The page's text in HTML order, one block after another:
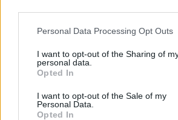
Please note that this website/app uses
not limited to your visit or usage
grant or deny consent to Google and its
use your data for below specified
consent section.
Personal Data Processing Opt Outs
I want to opt-out of the Sharing of
personal data.
Opted In
I want to opt-out of the Sale of my
Personal Data.
Opted In
Megosztás: